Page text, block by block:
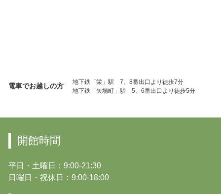
電車でお越しの方
地下鉄「栄」駅 7、8番出口より徒歩7分
地下鉄「矢場町」駅 5、6番出口より徒歩5分
開館時間
平日・土曜日：9:00-21:30
日曜日・祝休日：9:00-18:00